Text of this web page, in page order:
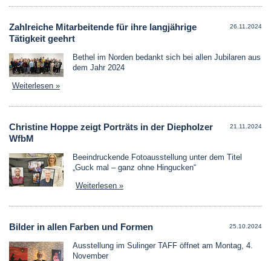
26.11.2024
Zahlreiche Mitarbeitende für ihre langjährige
Tätigkeit geehrt
Bethel im Norden bedankt sich bei allen Jubilaren aus
dem Jahr 2024
Weiterlesen »
21.11.2024
Christine Hoppe zeigt Porträts in der Diepholzer
WfbM
Beeindruckende Fotoausstellung unter dem Titel
„Guck mal – ganz ohne Hingucken“
Weiterlesen »
25.10.2024
Bilder in allen Farben und Formen
Ausstellung im Sulinger TAFF öffnet am Montag, 4.
November